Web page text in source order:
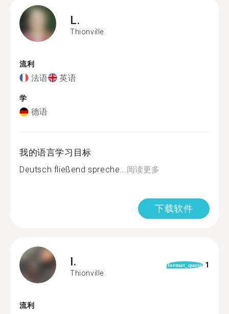
L.
Thionville
流利
法语 英语
学
德语
我的语言学习目标
Deutsch fließend spreche...阅读更多
下载软件
I.
Thionville
format_quote 1
流利